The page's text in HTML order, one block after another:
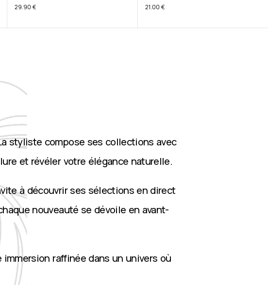
29.90 € 21.00 €
styliste compose ses collections avec
et révéler votre élégance naturelle.
à découvrir ses sélections en direct
nouveauté se dévoile en avant-
immersion raffinée dans un univers où